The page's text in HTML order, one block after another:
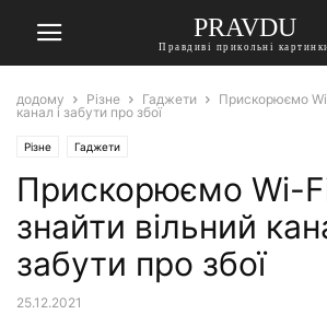
PRAVDU
Правдиві прикольні
додому Різне Гаджети
Прискорюємо
канал і забути про збої
Різне Гаджети
Прискорюємо Wi-
знайти вільний
забути про збої
25.12.2021